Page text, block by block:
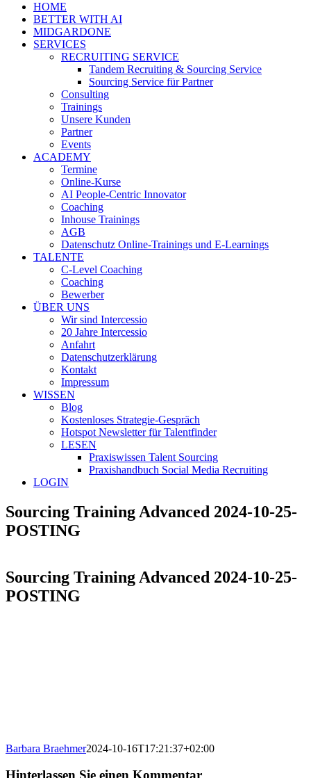
HOME
BETTER WITH AI
MIDGARDONE
SERVICES
RECRUITING SERVICE
Tandem Recruiting & Sourcing Service
Sourcing Service für Partner
Consulting
Trainings
Unsere Kunden
Partner
Events
ACADEMY
Termine
Online-Kurse
AI People-Centric Innovator
Coaching
Inhouse Trainings
AGB
Datenschutz Online-Trainings und E-Learnings
TALENTE
C-Level Coaching
Coaching
Bewerber
ÜBER UNS
Wir sind Intercessio
20 Jahre Intercessio
Anfahrt
Datenschutzerklärung
Kontakt
Impressum
WISSEN
Blog
Kostenloses Strategie-Gespräch
Hotspot Newsletter für Talentfinder
LESEN
Praxiswissen Talent Sourcing
Praxishandbuch Social Media Recruiting
LOGIN
Sourcing Training Advanced 2024-10-25-
POSTING
Sourcing Training Advanced 2024-10-25-
POSTING
Barbara Braehmer2024-10-16T17:21:37+02:00